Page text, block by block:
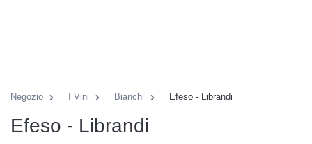
Negozio I Vini Bianchi Efeso - Librandi
Efeso - Librandi